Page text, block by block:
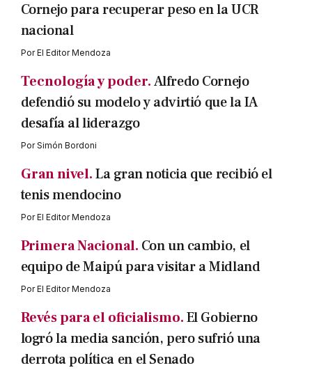
Cornejo para recuperar peso en la UCR
nacional
PorEl Editor Mendoza
Tecnología y poder.Alfredo Cornejo
defendió su modelo y advirtió que la IA
desafía al liderazgo
PorSimón Bordoni
Gran nivel.La gran noticia que recibió el
tenis mendocino
PorEl Editor Mendoza
Primera Nacional. Con un cambio, el
equipo de Maipú para visitar a Midland
PorEl Editor Mendoza
Revés para el oficialismo.El Gobierno
logró la media sanción, pero sufrió una
derrota política en el Senado